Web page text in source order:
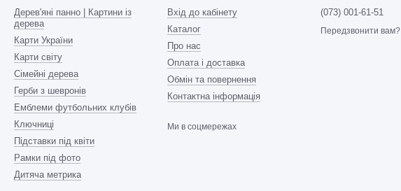
Дерев'яні панно | Картини із
дерева
Карти України
Карти світу
Сімейні дерева
Герби з шевронів
Емблеми футбольних клубів
Ключниці
Підставки під квіти
Рамки під фото
Дитяча метрика
Вхід до кабінету
Каталог
Про нас
Оплата і доставка
Обмін та повернення
Контактна інформація
Ми в соцмережах
(073) 001-61-51
Передзвонити вам?